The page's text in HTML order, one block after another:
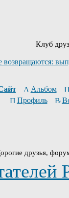
Клуб
Альбом
Профиль
друзья,